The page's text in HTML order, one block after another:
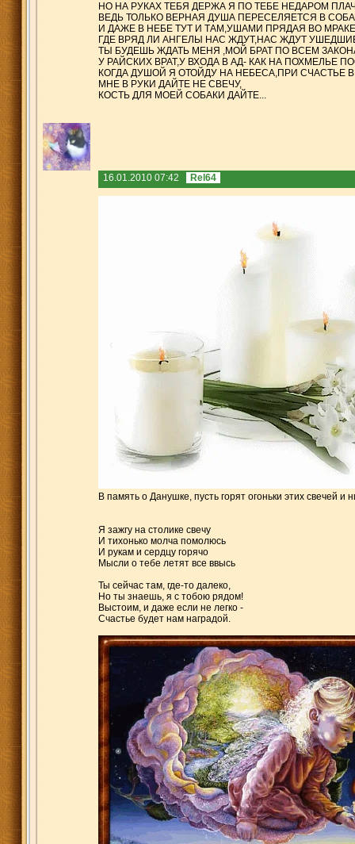
НО НА РУКАХ ТЕБЯ ДЕРЖА Я ПО ТЕБЕ НЕДАРОМ
ВЕДЬ ТОЛЬКО ВЕРНАЯ ДУША ПЕРЕСЕЛЯЕТСЯ В
И ДАЖЕ В НЕБЕ ТУТ И ТАМ,УШАМИ ПРЯДАЯ ВО
ГДЕ ВРЯД ЛИ АНГЕЛЫ НАС ЖДУТ,НАС ЖДУТ
ТЫ БУДЕШЬ ЖДАТЬ МЕНЯ ,МОЙ БРАТ ПО ВСЕМ
У РАЙСКИХ ВРАТ,У ВХОДА В АД- КАК НА ПОХМЕЛЬЕ
КОГДА ДУШОЙ Я ОТОЙДУ НА НЕБЕСА,ПРИ СЧАСТЬЕ
МНЕ В РУКИ ДАЙТЕ НЕ СВЕЧУ,
КОСТЬ ДЛЯ МОЕЙ СОБАКИ ДАЙТЕ...
16.01.2010 07:42 Rel64
В память о Данушке, пусть горят огоньки этих свечей и
Я зажгу на столике свечу
И тихонько молча помолюсь
И рукам и сердцу горячо
Мысли о тебе летят все ввысь
Ты сейчас там, где-то далеко,
Но ты знаешь, я с тобою рядом!
Выстоим, и даже если не легко -
Счастье будет нам наградой.